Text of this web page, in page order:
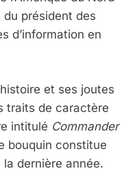
président des
d’information en
et ses joutes
traits de caractère
intitulé Commander
bouquin constitue
dernière année.